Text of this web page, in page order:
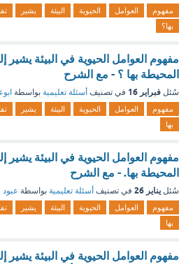
مفهوم العوامل الحيوية البيئة يشير
بها؟
مفهوم العوامل الحيوية في البيئة
المحيطة بها ؟ - مع الشرح
سُئل فبراير 16 في تصنيف أسئلة تعليمية بواسطة
مفهوم العوامل الحيوية البيئة يشير
بها
مفهوم العوامل الحيوية في البيئة
المحيطة بها. - مع الشرح
سُئل يناير 26 في تصنيف أسئلة تعليمية بواسطة عبود
مفهوم العوامل الحيوية البيئة يشير
بها
مفهوم العوامل الحيوية في البيئة